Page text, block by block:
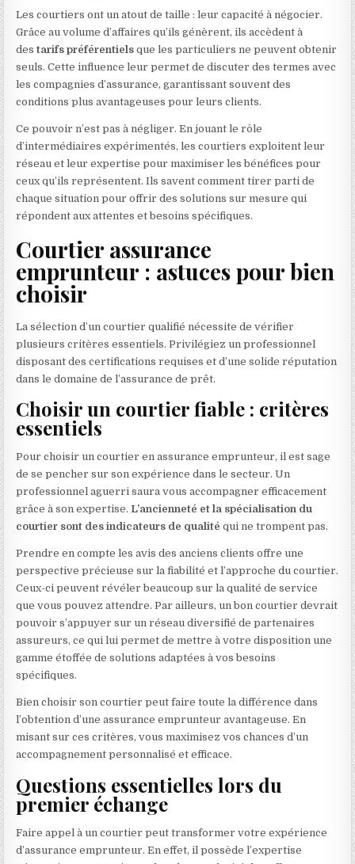
Les courtiers ont un atout de taille : leur capacité à négocier.
Grâce au volume d’affaires qu’ils génèrent, ils accèdent à
destarifs préférentiels que les particuliers ne peuvent obtenir
seuls. Cette influence leur permet de discuter des termes avec
les compagnies d’assurance, garantissant souvent des
conditions plus avantageuses pour leurs clients.
Ce pouvoir n’est pas à négliger. En jouant le rôle
d’intermédiaires expérimentés, les courtiers exploitent leur
réseau et leur expertise pour maximiser les bénéfices pour
ceux qu’ils représentent. Ils savent comment tirer parti de
chaque situation pour offrir des solutions sur mesure qui
répondent aux attentes et besoins spécifiques.
Courtier assurance
emprunteur : astuces pour bien
choisir
La sélection d’un courtier qualifié nécessite de vérifier
plusieurs critères essentiels. Privilégiez un professionnel
disposant des certifications requises et d’une solide réputation
dans le domaine de l’assurance de prêt.
Choisir un courtier fiable : critères
essentiels
Pour choisir un courtier en assurance emprunteur, il est sage
de se pencher sur son expérience dans le secteur. Un
professionnel aguerri saura vous accompagner efficacement
grâce à son expertise.L’ancienneté et la spécialisation du
courtier sont des indicateurs de qualité qui ne trompent pas.
Prendre en compte les avis des anciens clients offre une
perspective précieuse sur la fiabilité et l’approche du courtier.
Ceux-ci peuvent révéler beaucoup sur la qualité de service
que vous pouvez attendre. Par ailleurs, un bon courtier devrait
pouvoir s’appuyer sur un réseau diversifié de partenaires
assureurs, ce qui lui permet de mettre à votre disposition une
gamme étoffée de solutions adaptées à vos besoins
spécifiques.
Bien choisir son courtier peut faire toute la différence dans
l’obtention d’une assurance emprunteur avantageuse. En
misant sur ces critères, vous maximisez vos chances d’un
accompagnement personnalisé et efficace.
Questions essentielles lors du
premier échange
Faire appel à un courtier peut transformer votre expérience
d’assurance emprunteur. En effet, il possède l’expertise